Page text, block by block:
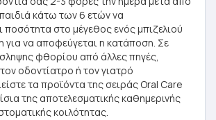
κάτω των 6 ετών να
ποσότητα στο μέγεθος ενός μπιζελιού
για να αποφεύγεται η κατάποση. Σε
φθορίου από άλλες πηγές,
οδοντίατρο ή τον γιατρό
τα προϊόντα της σειράς Oral Care
της αποτελεσματικής καθημερινής
κοιλότητας.